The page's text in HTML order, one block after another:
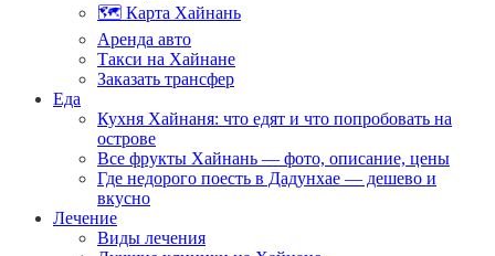
🗺️ Карта Хайнань
Аренда авто
Такси на Хайнане
Заказать трансфер
Еда
Кухня Хайнаня: что едят и что попробовать на
острове
Все фрукты Хайнань — фото, описание, цены
Где недорого поесть в Дадунхае — дешево и
вкусно
Лечение
Виды лечения